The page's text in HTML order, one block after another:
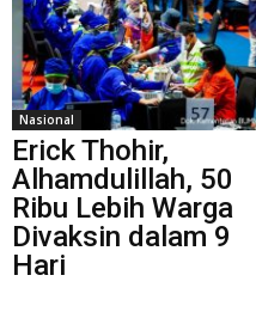
Nasional
Erick Thohir,
Alhamdulillah, 50
Ribu Lebih Warga
Divaksin dalam 9
Hari